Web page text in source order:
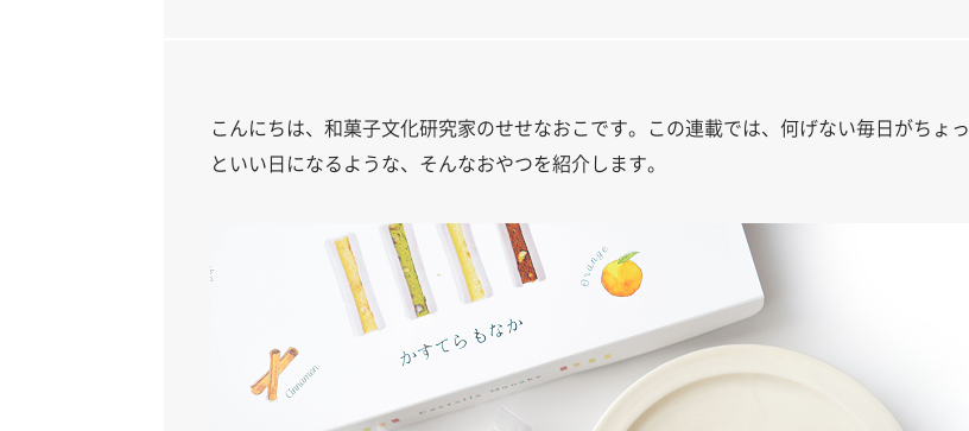
こんにちは、和菓子文化研究家のせせなおこです。この連載では、何げない毎日がちょっ
といい日になるような、そんなおやつを紹介します。